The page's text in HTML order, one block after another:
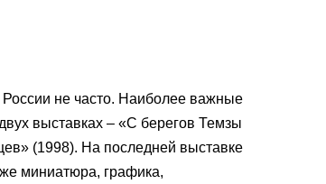
России не часто. Наиболее важные
выставках – «С берегов Темзы
(1998). На последней выставке
миниатюра, графика,